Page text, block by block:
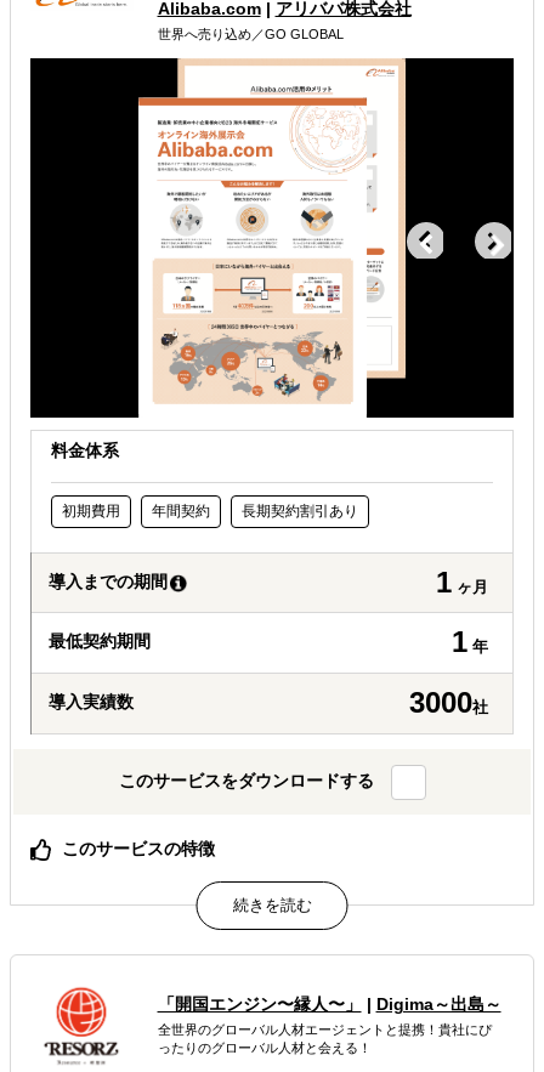
ブランド戦略の策定を核とした、 デジタルマーケティング
の統合型プロセスをワンストップでご提供いたします。
海外進出総合支援 海外市場調査・マーケティング
海外向けECサイト構築
解決できる課題
有効なプロモーション方法を探している
自社事業に最適な進出形態を知りたい
自社商材の現地でのニーズを知りたい
Alibaba.com| アリババ株式会社
世界へ売り込め／GO GLOBAL
料金体系
初期費用 年間契約 長期契約割引あり
導入までの期間 1 ヶ月
最低契約期間 1 年
導入実績数 3000社
このサービスをダウンロードする
このサービスの特徴
世界最大級のBtoBオンラインプラットフォーム
日本にいながら、世界中に取引先を見つけることができる
どの国に何がどんな値段で売れるか、全世界向けに市場調
査ができる
属するジャンル
海外市場調査・マーケティング
「開国エンジン〜縁人〜」 | Digima～出島～
全世界のグローバル人材エージェントと提携！貴社にぴ
ったりのグローバル人材と会える！